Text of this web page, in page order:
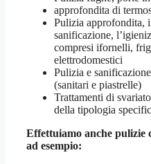
approfondita di
Pulizia approfondita,
sanificazione,
compresi ifornelli,
elettrodomestici
Pulizia e
(sanitari e piastrelle)
Trattamenti di
della tipologia
Effettuiamo anche pulizie
ad esempio: